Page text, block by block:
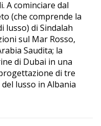
A cominciare dal
(che comprende la
lusso) di Sindalah
sul Mar Rosso,
Saudita; la
di Dubai in una
di tre
lusso in Albania